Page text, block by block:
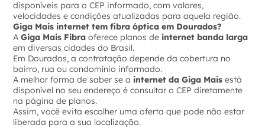
disponíveis para o CEP informado, com valores,
velocidades e condições atualizadas para aquela região.
Giga Mais internet tem fibra óptica em Dourados?
AGiga Mais Fibra oferece planos de internet banda larga
em diversas cidades do Brasil.
Em Dourados, a contratação depende da cobertura no
bairro, rua ou condomínio informado.
A melhor forma de saber se a internet da Giga Mais está
disponível no seu endereço é consultar o CEP diretamente
na página de planos.
Assim, você evita escolher uma oferta que pode não estar
liberada para a sua localização.